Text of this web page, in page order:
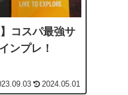
コスパ最強サ
ンプレ！
2024.05.01